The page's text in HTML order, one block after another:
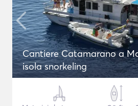
Cantiere Catamarano a
isola snorkeling